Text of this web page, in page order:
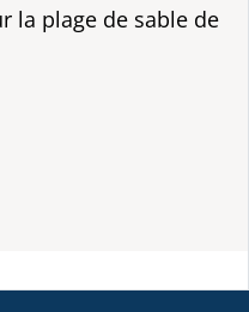
la plage de sable de